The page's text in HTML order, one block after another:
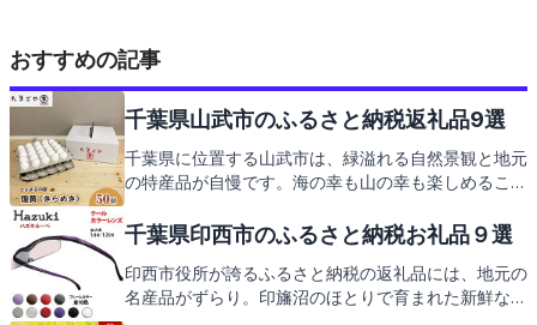
おすすめの記事
千葉県山武市のふるさと納税返礼品9選
千葉県に位置する山武市は、緑溢れる自然景観と地元
の特産品が自慢です。海の幸も山の幸も楽しめるこの
再発見しませんか。お楽しみに！
千葉県印西市のふるさと納税お礼品９選
印西市役所が誇るふるさと納税の返礼品には、地元の
名産品がずらり。印旛沼のほとりで育まれた新鮮な野